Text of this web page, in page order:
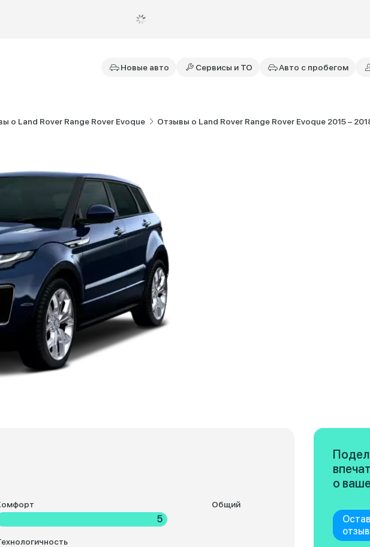
Новые авто Сервисы и ТО Авто с пробегом
о Land Rover Range Rover Evoque Отзывы о Land Rover Range Rover Evoque 2015 –
5
Общий
о
отзыв